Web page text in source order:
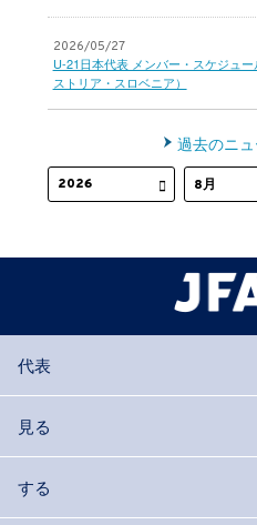
2026/05/27
U-21日本代表 メンバー・スケジュ
ストリア・スロベニア）
過去のニ
代表
見る
する